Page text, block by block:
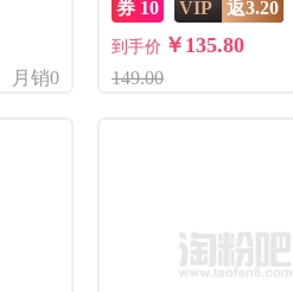
月销0
券 10 VIP 返3.20
到手价 ￥135.80
149.00